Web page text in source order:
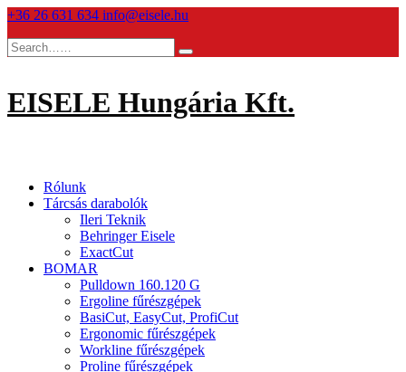
Skip
content
+36 26 631 634 info@eisele.hu
EISELE Hungária Kft.
Rólunk
Tárcsás darabolók
Ileri Teknik
Behringer Eisele
ExactCut
BOMAR
Pulldown 160.120 G
Ergoline fűrészgépek
BasiCut, EasyCut, ProfiCut
Ergonomic fűrészgépek
Workline fűrészgépek
Proline fűrészgépek